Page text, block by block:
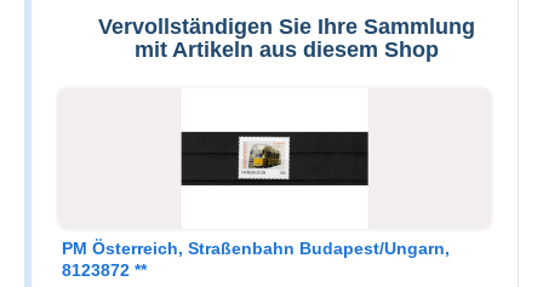
Vervollständigen Sie Ihre Sammlung
mit Artikeln aus diesem Shop
PM Österreich, Straßenbahn Budapest/Ungarn,
8123872 **